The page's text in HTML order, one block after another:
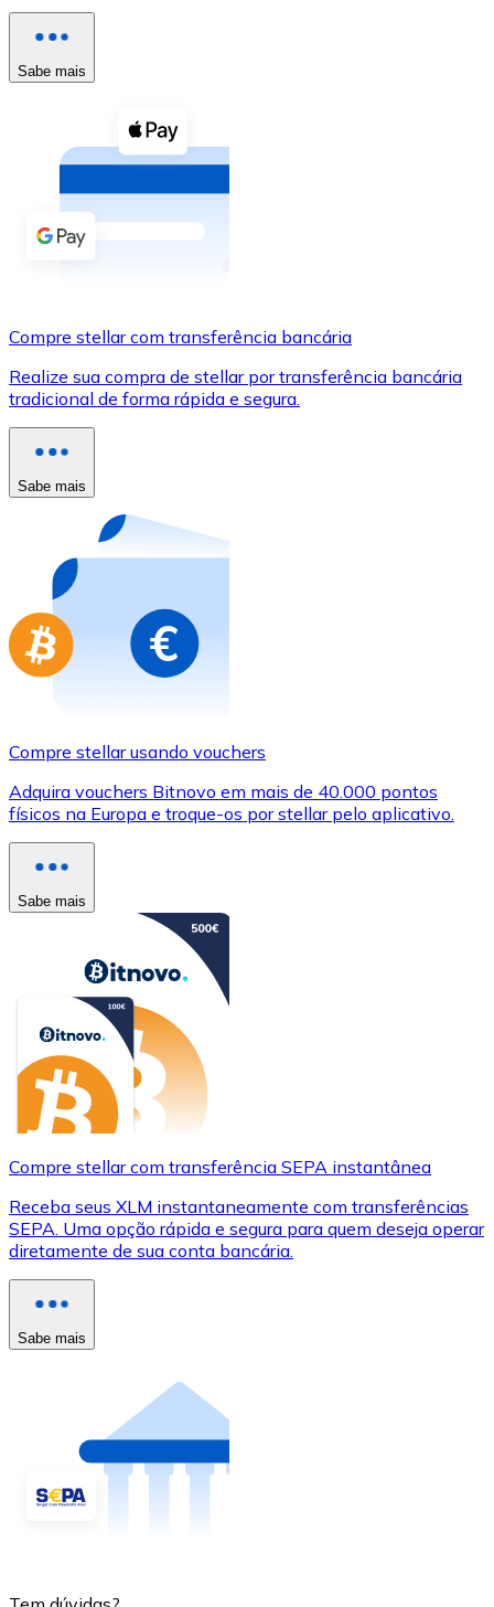
Ver tudo
Cupons cripto
Compre criptomoedas com dinheiro e outros
Comprar com dinheiro
Transferência SEPA
Use cartões Visa e Mastercard para comprar
Comprar com cartão
Compre cartões-presente das suas marcas favoritas
Ir para a loja de cartões-presente
Sabe mais
Compre stellar com transferência bancária
Realize sua compra de stellar por transferência bancária
tradicional de forma rápida e segura.
Sabe mais
Compre stellar usando vouchers
Adquira vouchers Bitnovo em mais de 40.000 pontos
físicos na Europa e troque-os por stellar pelo aplicativo.
Sabe mais
Compre stellar com transferência SEPA instantânea
Receba seus XLM instantaneamente com transferências
SEPA. Uma opção rápida e segura para quem deseja operar
diretamente de sua conta bancária.
Sabe mais